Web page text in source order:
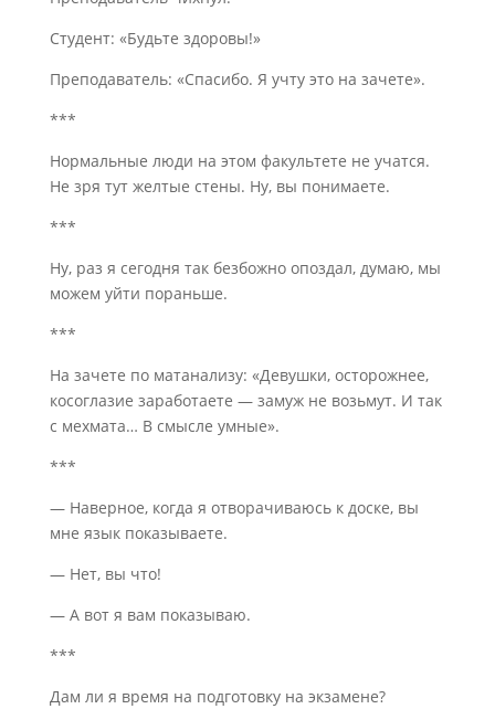
Студент: «Будьте здоровы!»
Преподаватель: «Спасибо. Я учту это на зачете».
***
Нормальные люди на этом факультете не учатся.
Не зря тут желтые стены. Ну, вы понимаете.
***
Ну, раз я сегодня так безбожно опоздал, думаю, мы
можем уйти пораньше.
***
На зачете по матанализу: «Девушки, осторожнее,
косоглазие заработаете — замуж не возьмут. И так
с мехмата… В смысле умные».
***
— Наверное, когда я отворачиваюсь к доске, вы
мне язык показываете.
— Нет, вы что!
— А вот я вам показываю.
***
Дам ли я время на подготовку на экзамене?